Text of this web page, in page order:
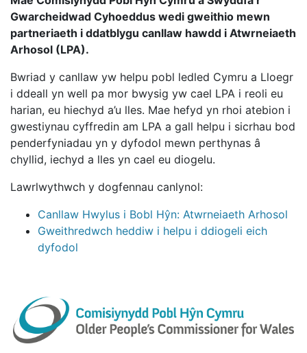
Gwarcheidwad Cyhoeddus wedi gweithio mewn
partneriaeth i ddatblygu canllaw hawdd i Atwrneiaeth
Arhosol (LPA).
Bwriad y canllaw yw helpu pobl ledled Cymru a Lloegr
i ddeall yn well pa mor bwysig yw cael LPA i reoli eu
harian, eu hiechyd a’u lles. Mae hefyd yn rhoi atebion i
gwestiynau cyffredin am LPA a gall helpu i sicrhau bod
penderfyniadau yn y dyfodol mewn perthynas â
chyllid, iechyd a lles yn cael eu diogelu.
Lawrlwythwch y dogfennau canlynol:
Canllaw Hwylus i Bobl Hŷn: Atwrneiaeth Arhosol
Gweithredwch heddiw i helpu i ddiogeli eich
dyfodol